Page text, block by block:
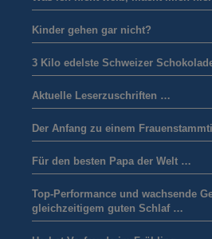
Kinder gehen gar nicht?
3 Kilo edelste Schweizer
Aktuelle Leserzuschriften …
Der Anfang zu einem
Für den besten Papa der Welt …
Top-Performance und wachsende
gleichzeitigem guten Schlaf …